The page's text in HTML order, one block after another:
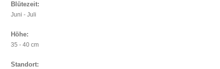
Blütezeit:
Juni - Juli
Höhe:
35 - 40 cm
Standort: